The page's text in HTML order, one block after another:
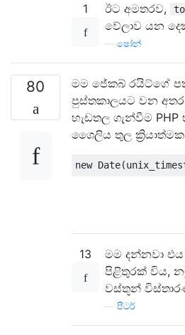
1 ඊට අමතරව,
වේලාව යන
ෂෝන්
80 මම ජේකබ් රයිට්ගේ
පුස්තකාලයට වන අතර
හැඩතල ගැන්වීම PHP
ශෛලිය තුල
new Date(
13
මම දන්නවා
පිළිතුරක් විය,
වස්තූන්
පීටර්